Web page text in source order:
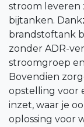
stroom leveren
bijtanken.
brandstoftank
zonder ADR-
stroomgroep
Bovendien
opstelling voor
inzet, waar je
oplossing voor